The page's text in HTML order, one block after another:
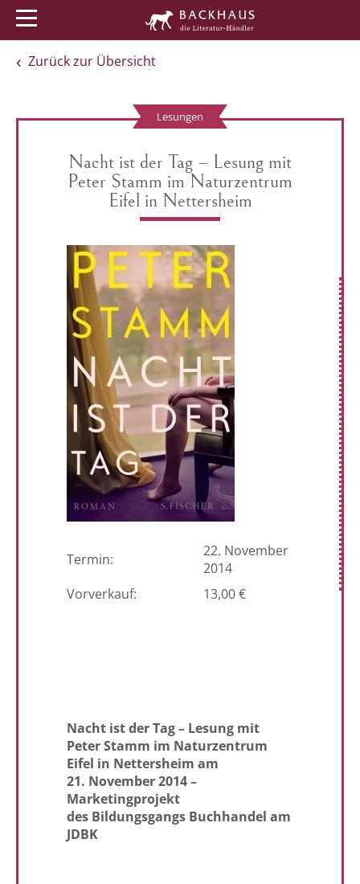
Zurück zur Übersicht
Lesungen
Nacht ist der Tag – Lesung mit
Peter Stamm im Naturzentrum
Eifel in Nettersheim
Termin:
22. November
2014
Vorverkauf:
13,00 €
Nacht ist der Tag – Lesung mit
Peter Stamm im Naturzentrum
Eifel in Nettersheim am
21. November 2014 –
Marketingprojekt
des Bildungsgangs Buchhandel am
JDBK